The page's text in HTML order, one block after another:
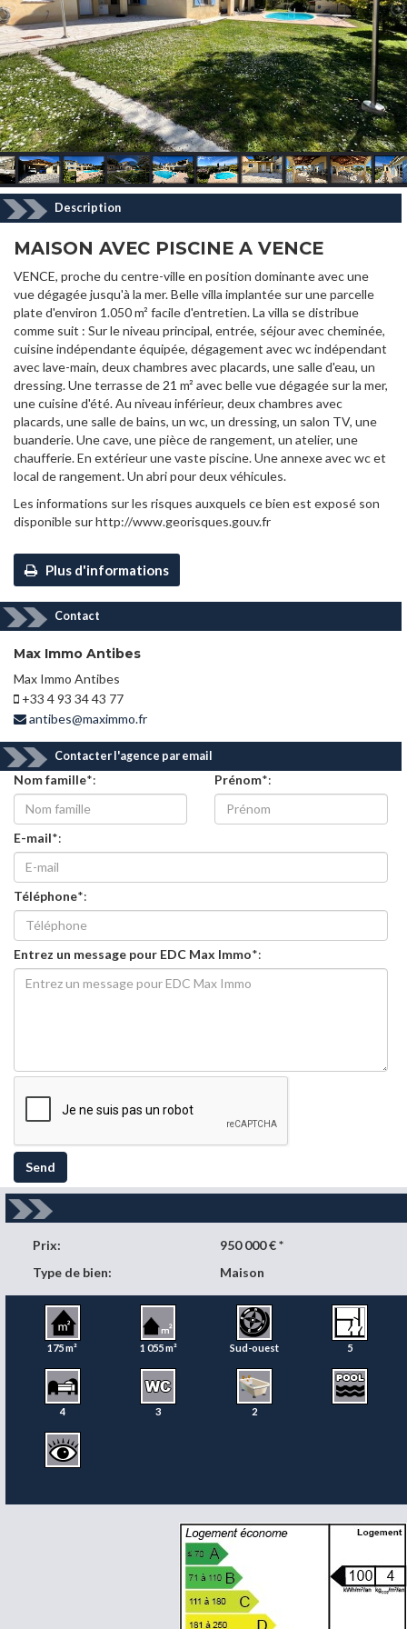
Description
MAISON AVEC PISCINE A VENCE
VENCE, proche du centre-ville en position dominante avec une
vue dégagée jusqu'à la mer. Belle villa implantée sur une parcelle
plate d'environ 1.050 m² facile d'entretien. La villa se distribue
comme suit : Sur le niveau principal, entrée, séjour avec cheminée,
cuisine indépendante équipée, dégagement avec wc indépendant
avec lave-main, deux chambres avec placards, une salle d'eau, un
dressing. Une terrasse de 21 m² avec belle vue dégagée sur la mer,
une cuisine d'été. Au niveau inférieur, deux chambres avec
placards, une salle de bains, un wc, un dressing, un salon TV, une
buanderie. Une cave, une pièce de rangement, un atelier, une
chaufferie. En extérieur une vaste piscine. Une annexe avec wc et
local de rangement. Un abri pour deux véhicules.
Les informations sur les risques auxquels ce bien est exposé son
disponible sur http://www.georisques.gouv.fr
Plus d'informations
Contact
Max Immo Antibes
Max Immo Antibes
+33 4 93 34 43 77
antibes@maximmo.fr
Contacter l'agence par email
Nom famille*: Prénom*:
E-mail*:
Téléphone*:
Entrez un message pour EDC Max Immo*:
Send
Prix:
950 000 € *
Type de bien:
Maison
175 m² 1 055 m² Sud-ouest 5
4 3 2